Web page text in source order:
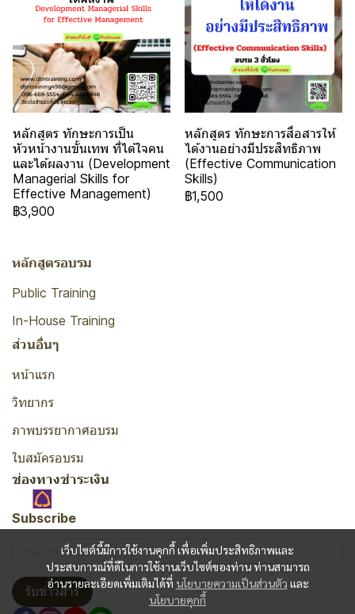
หลักสูตร ทักษะการเป็น
หัวหน้างานขั้นเทพ ที่ได้ใจคน
และได้ผลงาน (Development
Managerial Skills for
Effective Management)
฿3,900
หลักสูตร ทักษะการสื่อสารให้
ได้งานอย่างมีประสิทธิภาพ
(Effective Communication
Skills)
฿1,500
เว็บไซต์นี้มีการใช้งานคุกกี้ เพื่อเพิ่มประสิทธิภาพและ
ประสบการณ์ที่ดีในการใช้งานเว็บไซต์ของท่าน ท่านสามารถ
อ่านรายละเอียดเพิ่มเติมได้ที่ นโยบายความเป็นส่วนตัว และ
นโยบายคุกกี้
หลักสูตรอบรม
Public Training
In-House Training
ส่วนอื่นๆ
หน้าแรก
วิทยากร
ภาพบรรยากาศอบรม
ใบสมัครอบรม
ช่องทางชำระเงิน
Subscribe
รับข่าวสาร